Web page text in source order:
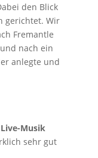
den Blick
gerichtet. Wir
Fremantle
nach ein
anlegte und
Live-Musik
sehr gut